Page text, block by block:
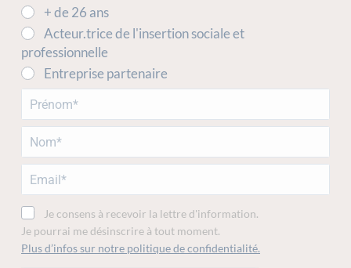
+ de 26 ans
Acteur.trice de l'insertion sociale et
professionnelle
Entreprise partenaire
Je consens à recevoir la lettre d'information.
Je pourrai me désinscrire à tout moment.
Plus d’infos sur notre politique de confidentialité.